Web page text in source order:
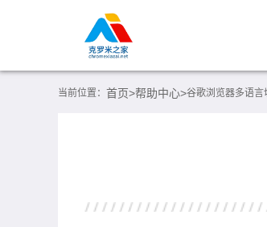
当前位置： 首页>帮助中心>谷歌浏览器多语